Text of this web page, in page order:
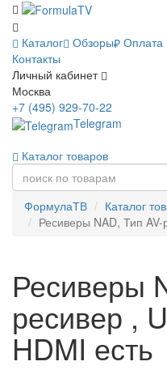
Каталог Обзоры Оплата
Контакты
Личный кабинет
Москва
+7 (495) 929-70-22
Telegram
Каталог товаров
ФормулаТВ Каталог
Ресиверы NAD, Тип AV-
Ресиверы
ресивер ,
HDMI есть